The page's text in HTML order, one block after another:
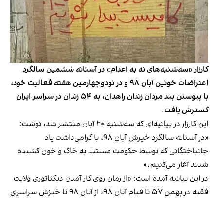
کارزار «سه‌شنبه‌های نه به اعدام» در آستانه ششمین سالگرد
اعتراضات خونین آبان ۹۸ و در نودوچهارمین هفته فعالیت خود،
با پیوستن بند مردان زندان زاهدان، به ۵۴ زندان در سراسر ایران
گسترش یافت.
این کارزار در بیانیه‌ای که سه‌شنبه ۲۰ آبان منتشر شد، نوشت:
«در آستانه سالگرد خیزش آبان ۹۸، با گرامی‌داشت یاد
جانباختگانی که توسط حکومت مستبد به خاک و خون کشیده
‌شدند آغاز می‌کنیم.»
در این بیانیه آمده است: «از زمان روی کار آمدن دیکتاتوری ولایت
فقیه در بهمن ۵۷ تا قیام آبان ۹۸، از آبان ۹۸ تا خیزش سراسری